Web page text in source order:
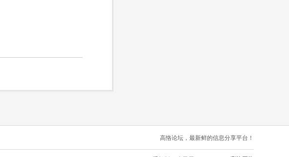
高恪论坛，最新鲜的信息分享平台！